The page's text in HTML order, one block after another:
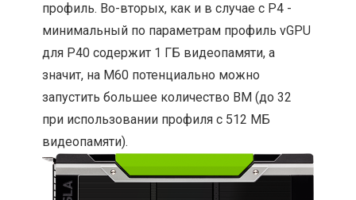
профиль. Во-вторых, как и в случае с P4 -
минимальный по параметрам профиль vGPU
для P40 содержит 1 ГБ видеопамяти, а
значит, на M60 потенциально можно
запустить большее количество ВМ (до 32
при использовании профиля с 512 МБ
видеопамяти).